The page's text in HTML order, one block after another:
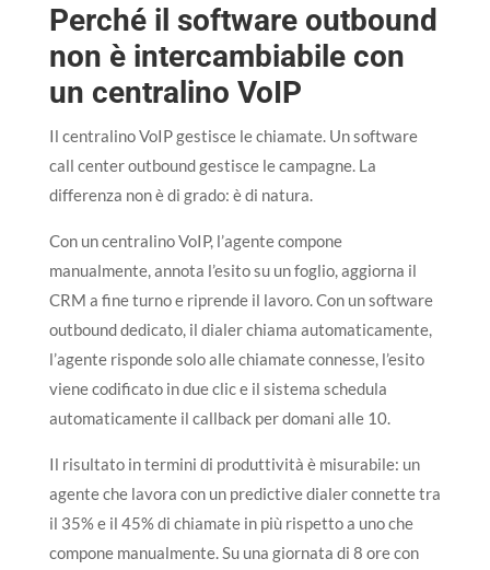
Perché il software outbound
non è intercambiabile con
un centralino VoIP
Il centralino VoIP gestisce le chiamate. Un software
call center outbound gestisce le campagne. La
differenza non è di grado: è di natura.
Con un centralino VoIP, l’agente compone
manualmente, annota l’esito su un foglio, aggiorna il
CRM a fine turno e riprende il lavoro. Con un software
outbound dedicato, il dialer chiama automaticamente,
l’agente risponde solo alle chiamate connesse, l’esito
viene codificato in due clic e il sistema schedula
automaticamente il callback per domani alle 10.
Il risultato in termini di produttività è misurabile: un
agente che lavora con un predictive dialer connette tra
il 35% e il 45% di chiamate in più rispetto a uno che
compone manualmente. Su una giornata di 8 ore con